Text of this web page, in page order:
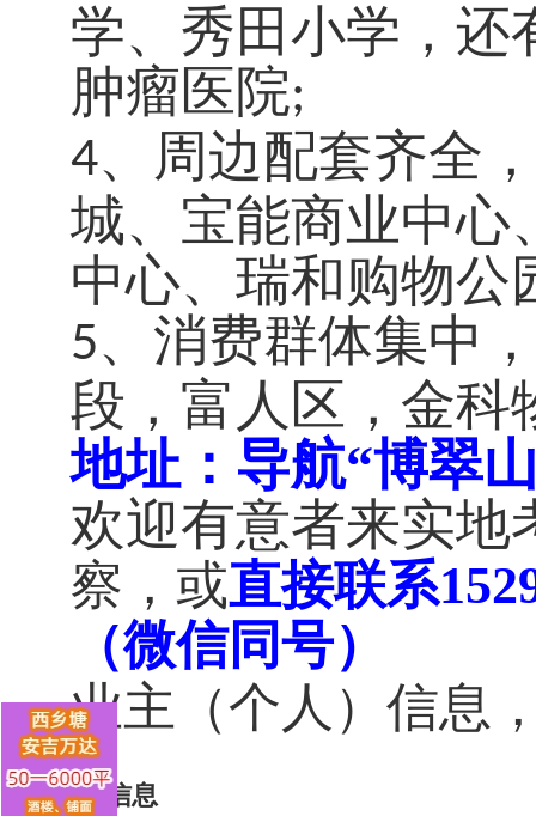
学、秀田小学，还
肿瘤医院;
4、周边配套齐全
城、宝能商业中心
中心、瑞和购物公
5、消费群体集中
段，富人区，金科
地址：导航“博翠
欢迎有意者来实地
察，或直接联系
（微信同号）
业主（个人）信息
推荐信息